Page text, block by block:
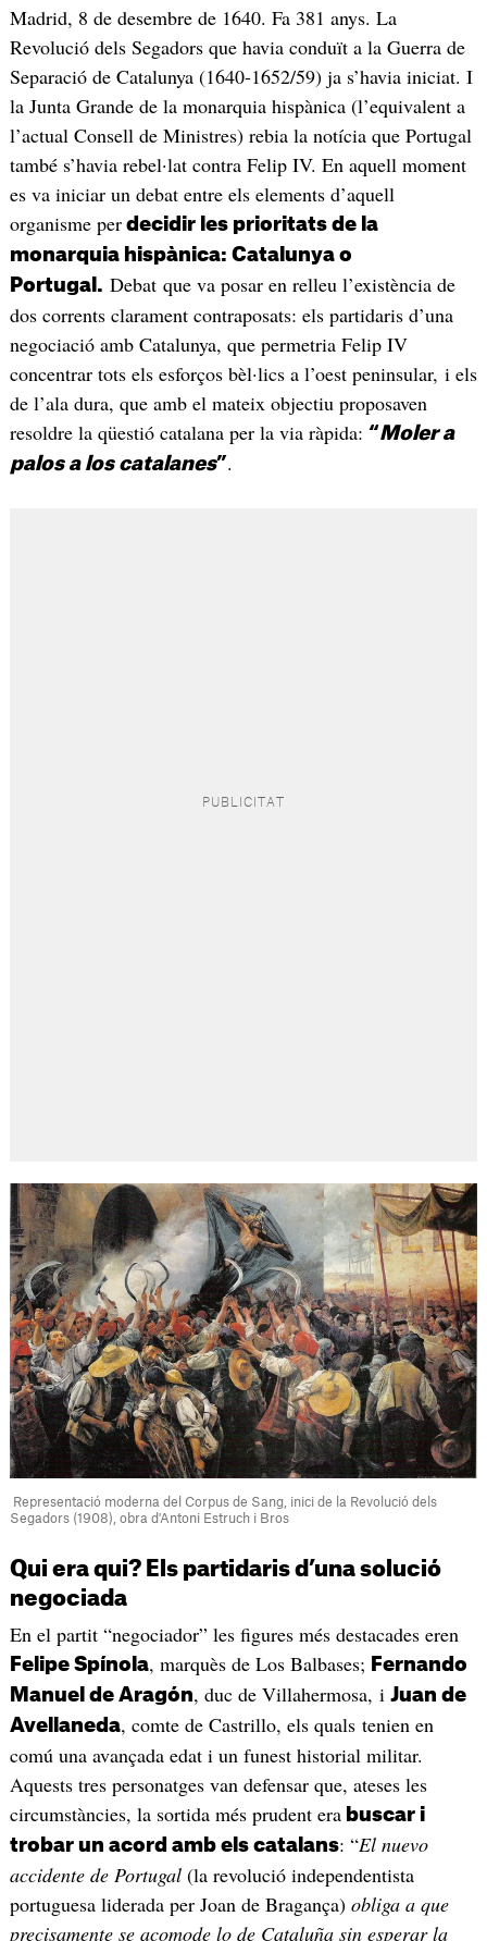
Madrid, 8 de desembre de 1640. Fa 381 anys. La
Revolució dels Segadors que havia conduït a la Guerra de
Separació de Catalunya (1640-1652/59) ja s’havia iniciat. I
la Junta Grande de la monarquia hispànica (l’equivalent a
l’actual Consell de Ministres) rebia la notícia que Portugal
també s’havia rebel·lat contra Felip IV. En aquell moment
es va iniciar un debat entre els elements d’aquell
organisme perdecidir les prioritats de la
monarquia hispànica: Catalunya o
Portugal. Debat que va posar en relleu l’existència de
dos corrents clarament contraposats: els partidaris d’una
negociació amb Catalunya, que permetria Felip IV
concentrar tots els esforços bèl·lics a l’oest peninsular, i els
de l’ala dura, que amb el mateix objectiu proposaven
resoldre la qüestió catalana per la via ràpida: “Moler a
palos a los catalanes”.
Representació moderna del Corpus de Sang, inici de la Revolució dels
Segadors (1908), obra d'Antoni Estruch i Bros
Qui era qui? Els partidaris d’una solució
negociada
En el partit “negociador” les figures més destacades eren
Felipe Spínola, marquès de Los Balbases; Fernando
Manuel de Aragón, duc de Villahermosa, i Juan de
Avellaneda, comte de Castrillo, els quals tenien en
comú una avançada edat i un funest historial militar.
Aquests tres personatges van defensar que, ateses les
circumstàncies, la sortida més prudent erabuscar i
trobar un acord amb els catalans: “El nuevo
accidente de Portugal(la revolució independentista
portuguesa liderada per Joan de Bragança) obliga a que
precisamente se acomode lo de Cataluña sin esperar la